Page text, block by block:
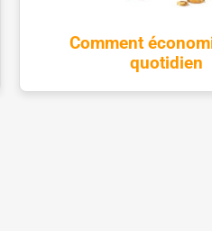
Comment
quotidien